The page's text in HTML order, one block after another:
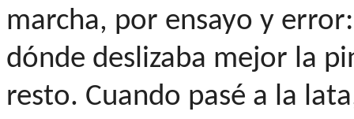
marcha, por ensayo y
dónde deslizaba mejor la
resto. Cuando pasé a la